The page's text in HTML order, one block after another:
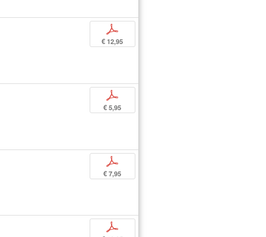
p
€ 12,95
p
€ 5,95
p
€ 7,95
p